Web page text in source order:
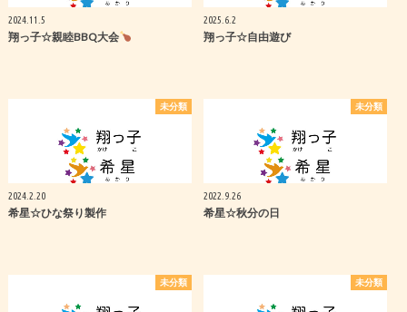
2024.11.5
翔っ子☆親睦BBQ大会
2025.6.2
翔っ子☆自由遊び
未分類
2024.2.20
希星☆ひな祭り製作
未分類
2022.9.26
希星☆秋分の日
未分類 未分類